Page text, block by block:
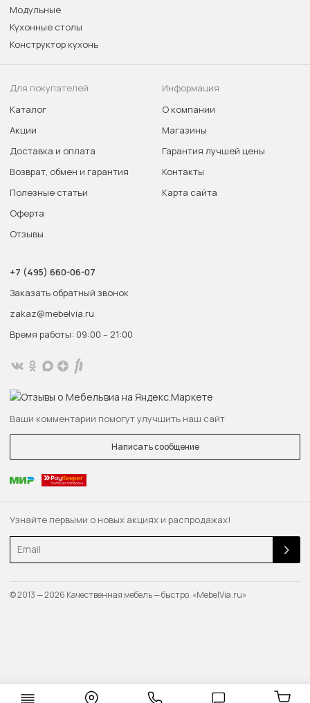
Узнайте первыми о новых акциях и распродажах!
Email
Модульные
Кухонные столы
Конструктор кухонь
Для покупателей
Каталог
Акции
Доставка и оплата
Возврат, обмен и гарантия
Полезные статьи
Оферта
Отзывы
Информация
О компании
Магазины
Гарантия лучшей цены
Контакты
Карта сайта
+7 (495) 660-06-07
Заказать обратный звонок
zakaz@mebelvia.ru
Время работы: 09:00 – 21:00
Ваши комментарии помогут улучшить наш сайт
Написать сообщение
© 2013 — 2026 Качественная мебель — быстро. «MebelVia.ru»